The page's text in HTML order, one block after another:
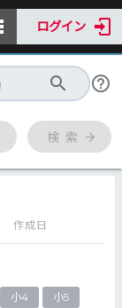
ログイン
検 索
作成日
小4
小5